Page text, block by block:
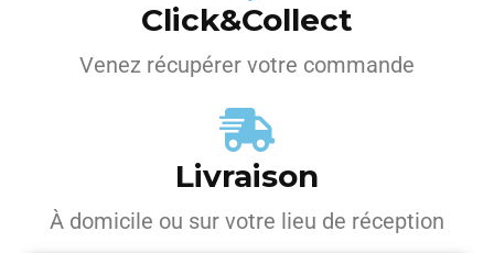
Click&Collect
Venez récupérer votre commande
Livraison
À domicile ou sur votre lieu de réception